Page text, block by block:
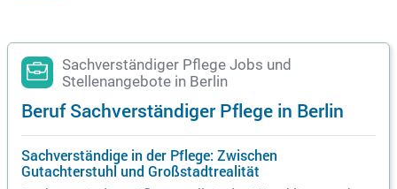
Sachverständiger Pflege Jobs und
Stellenangebote in Berlin
Beruf Sachverständiger Pflege in Berlin
Sachverständige in der Pflege: Zwischen
Gutachterstuhl und Großstadtrealität